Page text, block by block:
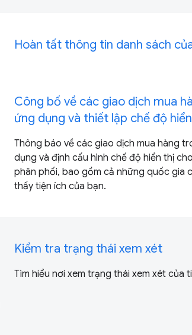
Hoàn tất thông tin danh sách
Công bố về các giao dịch mua
ứng dụng và thiết lập chế độ
Thông báo về các giao dịch mua hàng
dụng và định cấu hình chế độ hiển thị
phân phối, bao gồm cả những quốc gia
thấy tiện ích của bạn.
Kiểm tra trạng thái xem xét
Tìm hiểu nơi xem trạng thái xem xét của